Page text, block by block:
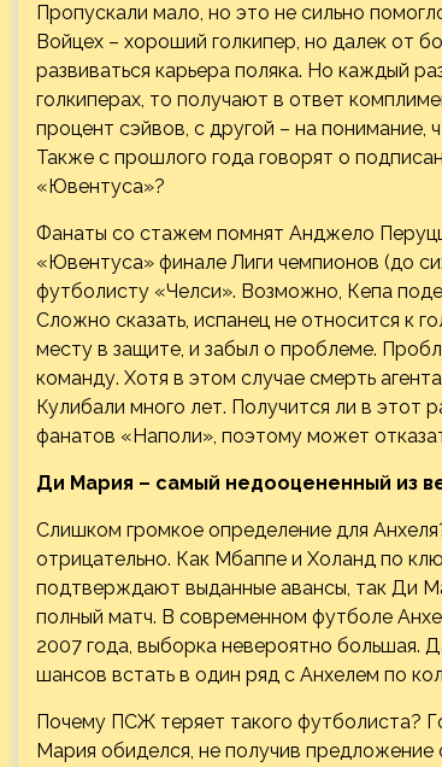
Пропускали мало, но это не сильно
Войцех – хороший голкипер, но далек от
развиваться карьера поляка. Но каждый
голкиперах, то получают в ответ
процент сэйвов, с другой – на
Также с прошлого года говорят о
«Ювентуса»?
Фанаты со стажем помнят Анджело
«Ювентуса» финале Лиги чемпионов (до
футболисту «Челси». Возможно, Кепа
Сложно сказать, испанец не относится к
месту в защите, и забыл о проблеме.
команду. Хотя в этом случае смерть
Кулибали много лет. Получится ли в этот
фанатов «Наполи», поэтому может
Ди Мария – самый недооцененный из
Слишком громкое определение для
отрицательно. Как Мбаппе и Холанд по
подтверждают выданные авансы, так Ди
полный матч. В современном футболе
2007 года, выборка невероятно
шансов встать в один ряд с Анхелем по
Почему ПСЖ теряет такого футболиста?
Мария обиделся, не получив